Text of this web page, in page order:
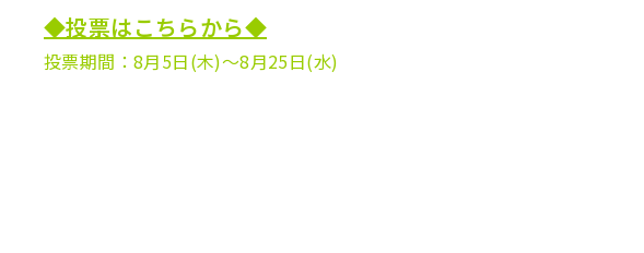
◆投票はこちらから◆
投票期間：8月5日(木)～8月25日(水)